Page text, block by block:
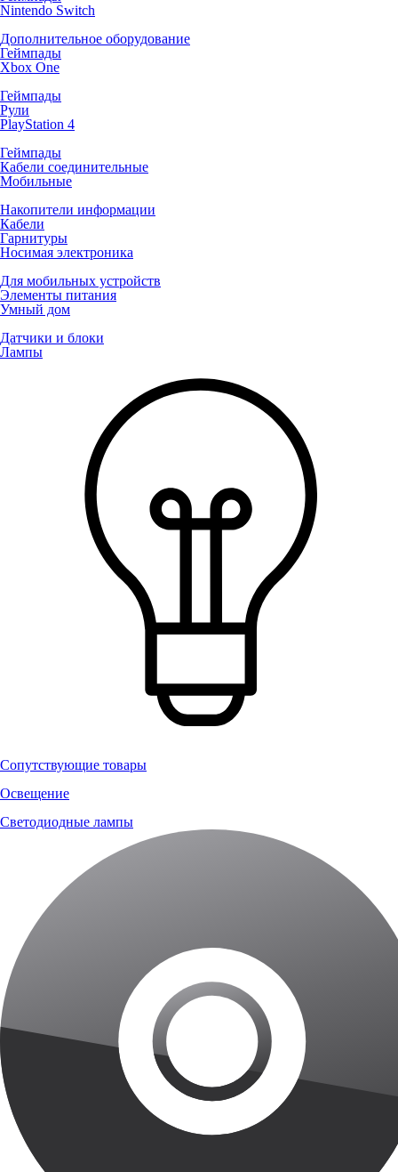
Nintendo Switch
Дополнительное оборудование
Геймпады
Xbox One
Геймпады
Рули
PlayStation 4
Геймпады
Кабели соединительные
Мобильные
Накопители информации
Кабели
Гарнитуры
Носимая электроника
Для мобильных устройств
Элементы питания
Умный дом
Датчики и блоки
Лампы
Сопутствующие товары
Освещение
Светодиодные лампы